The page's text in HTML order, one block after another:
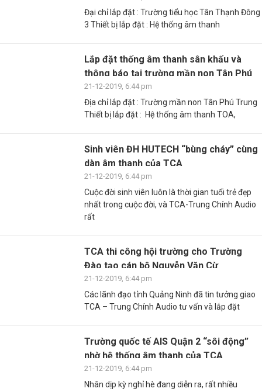
Đại chỉ lắp đặt : Trường tiểu học Tân Thạnh Đông
3 Thiết bị lắp đặt : Hệ thống âm thanh
Lắp đặt thống âm thanh sân khấu và
thông báo tại trường mần non Tân Phú
Trung
21-12-2019, 6:44 pm
Địa chỉ lắp đặt : Trường mần non Tân Phú Trung
Thiết bị lắp đặt : Hệ thống âm thanh TOA,
Sinh viên ĐH HUTECH “bùng cháy” cùng
dàn âm thanh của TCA
21-12-2019, 6:44 pm
Cuộc đời sinh viên luôn là thời gian tuổi trẻ đẹp
nhất trong cuộc đời, và TCA-Trung Chính Audio
rất
TCA thi công hội trường cho Trường
Đào tạo cán bộ Nguyễn Văn Cừ
21-12-2019, 6:44 pm
Các lãnh đạo tỉnh Quảng Ninh đã tin tưởng giao
TCA – Trung Chính Audio tư vấn và lắp đặt
Trường quốc tế AIS Quận 2 “sôi động”
nhờ hệ thống âm thanh của TCA
21-12-2019, 6:44 pm
Nhân dịp kỳ nghỉ hè đang diễn ra, rất nhiều